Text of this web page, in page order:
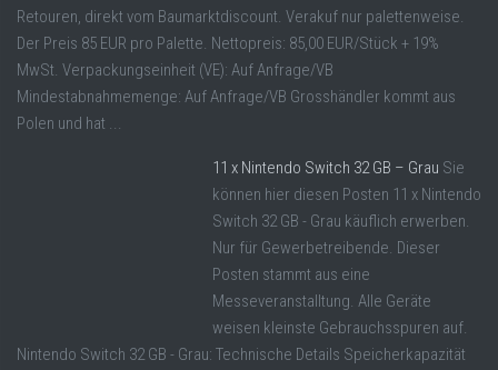
Retouren, direkt vom Baumarktdiscount. Verakuf nur palettenweise.
Der Preis 85 EUR pro Palette. Nettopreis: 85,00 EUR/Stück + 19%
MwSt. Verpackungseinheit (VE): Auf Anfrage/VB
Mindestabnahmemenge: Auf Anfrage/VB Grosshändler kommt aus
Polen und hat ...
11 x Nintendo Switch 32 GB – Grau Sie
können hier diesen Posten 11 x Nintendo
Switch 32 GB - Grau käuflich erwerben.
Nur für Gewerbetreibende. Dieser
Posten stammt aus eine
Messeveranstalltung. Alle Geräte
weisen kleinste Gebrauchsspuren auf.
Nintendo Switch 32 GB - Grau: Technische Details Speicherkapazität